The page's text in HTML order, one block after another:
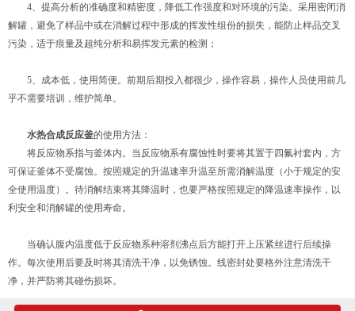
4、提高分析的准确度和精密度，降低工作强度和对环境的污染。采用密闭消
解罐，避免了样品中或在消解过程中形成的挥发性组份的损失，能防止样品交叉
污染，适于痕量及超纯分析和易挥发元素的检测；
5、成本低，使用简便。前期后期投入都很少，操作容易，操作人员使用前几
乎不需要培训，维护简单。
水热合成反应釜的使用方法：
将反应物系指与釜体内。当反应物系有腐蚀性时要将其置于四氟衬套内，方
可保证釜体不受腐蚀。按照规定的升温速率升温至所需消解温度（小于规定的安
全使用温度）。待消解结束将其降温时，也要严格按照规定的降温速率操作，以
利安全和消解罐的使用寿命。
当确认腹内温度低于反应物系种溶剂沸点后方能打开上压紧丝进行后续操
作。每次使用后要及时将其清洗干净，以免锈蚀。线密封处要格外注意清洗干
净，并严防将其碰伤损坏。